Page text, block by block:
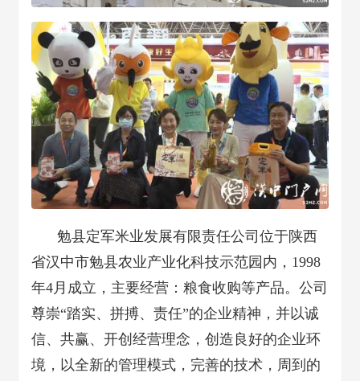
勉县定军米业发展有限责任公司位于陕西
省汉中市勉县农业产业化科技示范园内，1998
年4月成立，主要经营：粮食收购等产品。公司
尊崇“踏实、拼搏、责任”的企业精神，并以诚
信、共赢、开创经营理念，创造良好的企业环
境，以全新的管理模式，完善的技术，周到的